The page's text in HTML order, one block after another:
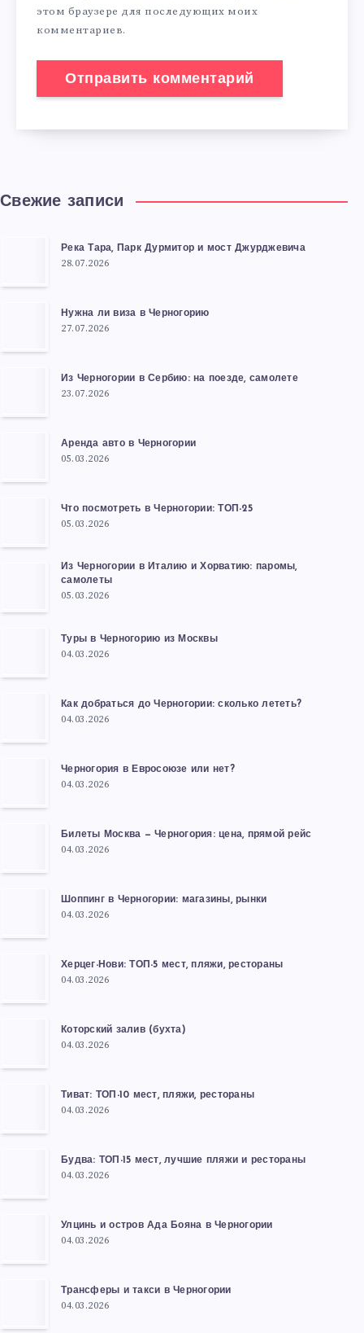
этом браузере для последующих моих
комментариев.
Свежие записи
Река Тара, Парк Дурмитор и мост Джурджевича
28.07.2026
Нужна ли виза в Черногорию
27.07.2026
Из Черногории в Сербию: на поезде, самолете
23.07.2026
Аренда авто в Черногории
05.03.2026
Что посмотреть в Черногории: ТОП-25
05.03.2026
Из Черногории в Италию и Хорватию: паромы,
самолеты
05.03.2026
Туры в Черногорию из Москвы
04.03.2026
Как добраться до Черногории: сколько лететь?
04.03.2026
Черногория в Евросоюзе или нет?
04.03.2026
Билеты Москва — Черногория: цена, прямой рейс
04.03.2026
Шоппинг в Черногории: магазины, рынки
04.03.2026
Херцег-Нови: ТОП-5 мест, пляжи, рестораны
04.03.2026
Которский залив (бухта)
04.03.2026
Тиват: ТОП-10 мест, пляжи, рестораны
04.03.2026
Будва: ТОП-15 мест, лучшие пляжи и рестораны
04.03.2026
Улцинь и остров Ада Бояна в Черногории
04.03.2026
Трансферы и такси в Черногории
04.03.2026